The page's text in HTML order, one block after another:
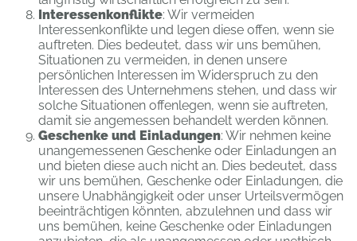
Interessenkonflikte: Wir vermeiden
Interessenkonflikte und legen diese offen, wenn sie
auftreten. Dies bedeutet, dass wir uns bemühen,
Situationen zu vermeiden, in denen unsere
persönlichen Interessen im Widerspruch zu den
Interessen des Unternehmens stehen, und dass wir
solche Situationen offenlegen, wenn sie auftreten,
damit sie angemessen behandelt werden können.
Geschenke und Einladungen: Wir nehmen keine
unangemessenen Geschenke oder Einladungen an
und bieten diese auch nicht an. Dies bedeutet, dass
wir uns bemühen, Geschenke oder Einladungen, die
unsere Unabhängigkeit oder unser Urteilsvermögen
beeinträchtigen könnten, abzulehnen und dass wir
uns bemühen, keine Geschenke oder Einladungen